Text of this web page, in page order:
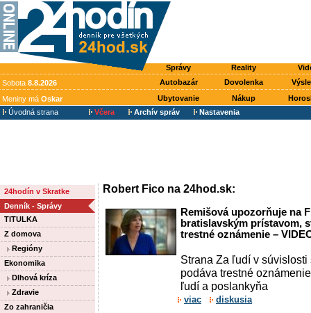
Správy Reality
Sobota 8.8.2026 Autobazár Dovolenka
Meniny má Oskar Ubytovanie Nákup
Úvodná strana
Včera Archív správ Nastavenia
24hodín v Skratke
Denník - Správy
TITULKA
Z domova
Regióny
Ekonomika
Dlhová kríza
Zdravie
Zo zahraničia
Robert Fico na 24hod.sk:
Remišová upozorňuje na
bratislavským prístavom,
trestné oznámenie –
Strana Za ľudí v
podáva trestné
ľudí a poslankyňa
viac diskusia